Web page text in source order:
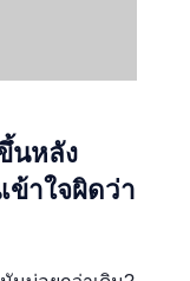
นหลัง
ข้าใจผิดว่า